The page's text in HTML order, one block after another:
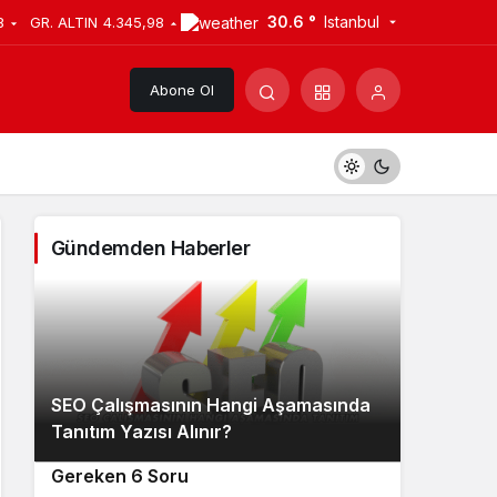
GR. ALTIN 4.345,98 30.6 ° Istanbul
Abone Ol
Gündemden Haberler
SEO Çalışmasının Hangi Aşamasında
Tanıtım Yazısı Alınır?
2
Gereken 6 Soru
4